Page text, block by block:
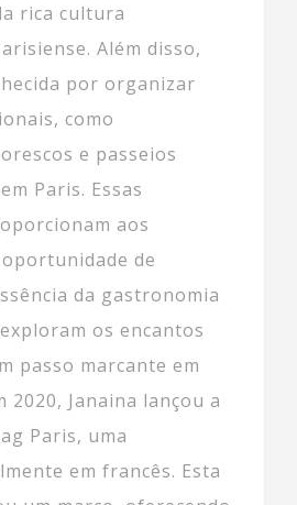
rica cultura
Além disso,
por organizar
como
e passeios
Paris. Essas
aos
de
da gastronomia
os encantos
passo marcante em
2020, Janaina lançou a
Paris, uma
em francês. Esta